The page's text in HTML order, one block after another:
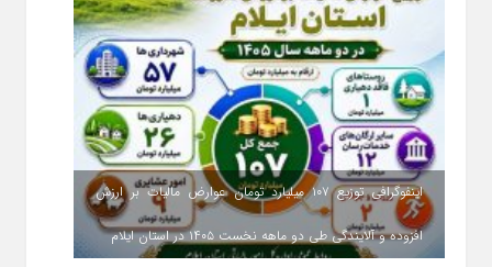
اینفوگرافی توزیع ۱۰۷ میلیارد تومان عوارض مالیات بر ارزش
افزوده و آلایندگی طی دو ماهه نخست ۱۴۰۵ در استان ایلام